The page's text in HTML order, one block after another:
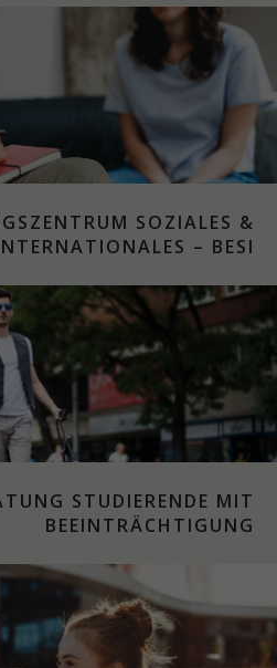
SOZIALES &
– BESI
STUDIERENDE MIT
BEEINTRÄCHTIGUNG